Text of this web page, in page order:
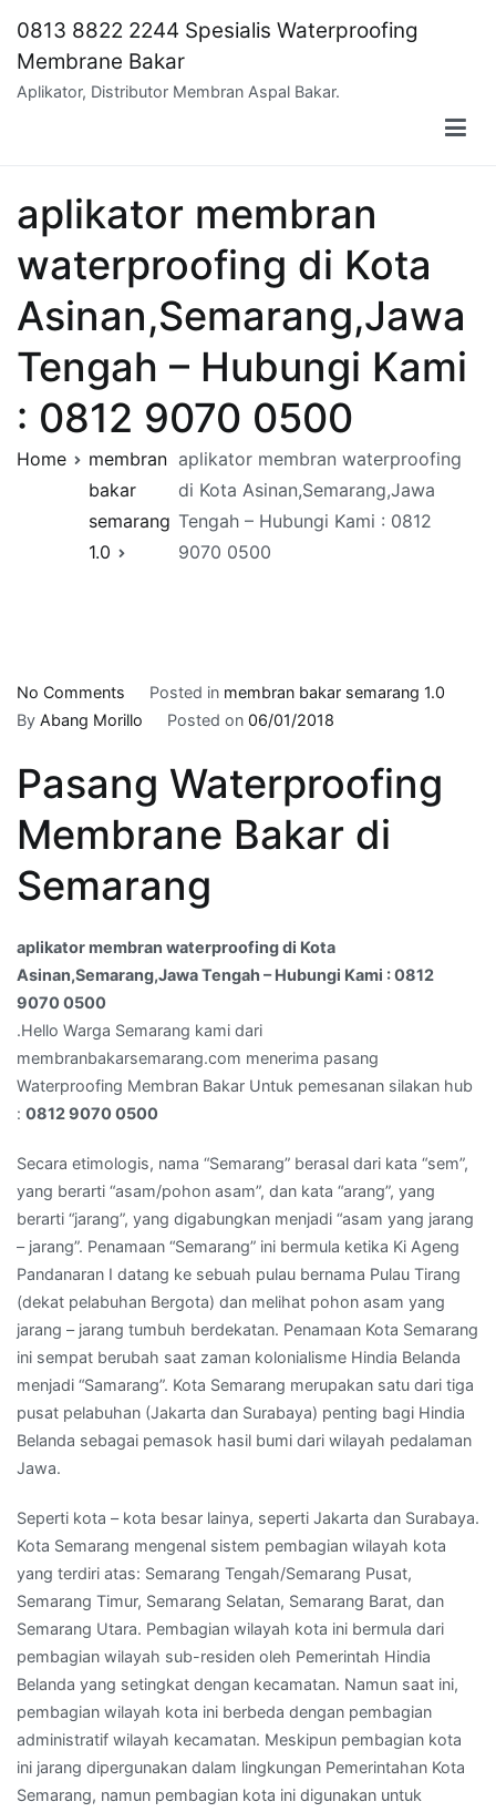
content
0813 8822 2244 Spesialis Waterproofing
Membrane Bakar
Aplikator, Distributor Membran Aspal Bakar.
aplikator membran
waterproofing di Kota
Asinan,Semarang,Jawa
Tengah – Hubungi Kami
: 0812 9070 0500
Home
membran
bakar
semarang
1.0
aplikator membran waterproofing
di Kota Asinan,Semarang,Jawa
Tengah – Hubungi Kami : 0812
9070 0500
No Comments
aplikator
waterproofing
di
Kota
Tengah
Hubungi
Kami
0812
9070
0500
Posted in membran bakar semarang 1.0
By Abang Morillo Posted on 06/01/2018
Pasang Waterproofing
Membrane Bakar di
Semarang
aplikator membran waterproofing di Kota
Asinan,Semarang,Jawa Tengah – Hubungi Kami : 0812
9070 0500
.Hello Warga Semarang kami dari
membranbakarsemarang.com menerima pasang
Waterproofing Membran Bakar Untuk pemesanan silakan hub
: 0812 9070 0500
Secara etimologis, nama “Semarang” berasal dari kata “sem”,
yang berarti “asam/pohon asam”, dan kata “arang”, yang
berarti “jarang”, yang digabungkan menjadi “asam yang jarang
– jarang”. Penamaan “Semarang” ini bermula ketika Ki Ageng
Pandanaran I datang ke sebuah pulau bernama Pulau Tirang
(dekat pelabuhan Bergota) dan melihat pohon asam yang
jarang – jarang tumbuh berdekatan. Penamaan Kota Semarang
ini sempat berubah saat zaman kolonialisme Hindia Belanda
menjadi “Samarang”. Kota Semarang merupakan satu dari tiga
pusat pelabuhan (Jakarta dan Surabaya) penting bagi Hindia
Belanda sebagai pemasok hasil bumi dari wilayah pedalaman
Jawa.
Seperti kota – kota besar lainya, seperti Jakarta dan Surabaya.
Kota Semarang mengenal sistem pembagian wilayah kota
yang terdiri atas: Semarang Tengah/Semarang Pusat,
Semarang Timur, Semarang Selatan, Semarang Barat, dan
Semarang Utara. Pembagian wilayah kota ini bermula dari
pembagian wilayah sub-residen oleh Pemerintah Hindia
Belanda yang setingkat dengan kecamatan. Namun saat ini,
pembagian wilayah kota ini berbeda dengan pembagian
administratif wilayah kecamatan. Meskipun pembagian kota
ini jarang dipergunakan dalam lingkungan Pemerintahan Kota
Semarang, namun pembagian kota ini digunakan untuk